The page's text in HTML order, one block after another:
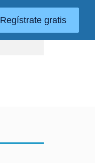
Regístrate gratis